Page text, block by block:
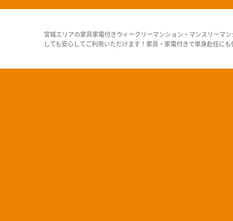
宮城エリアの家具家電付きウィークリーマンション・マンスリーマ
しても安心してご利用いただけます！家具・家電付きで単身赴任にも